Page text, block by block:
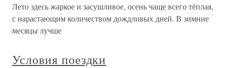
Лето здесь жаркое и засушливое, осень чаще всего тёплая,
с нарастающим количеством дождливых дней. В зимние
месяцы лучше
Условия поездки